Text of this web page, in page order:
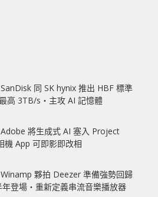
同 SK hynix 推出 HBF 標準
高 3TB/s‧主攻 AI 記憶體
將生成式 AI 塞入 Project
App 可即影即改相
夥拍 Deezer 準備強勢回歸
年登場‧重新定義串流音樂播放器